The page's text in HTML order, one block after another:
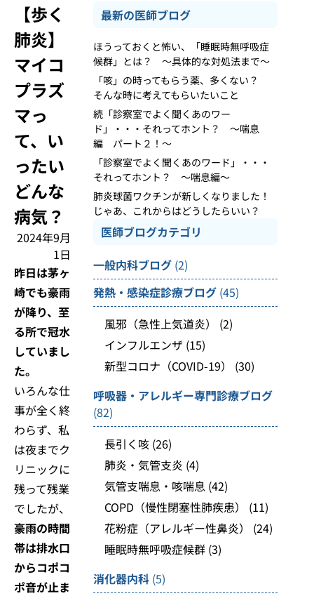
【歩く
肺炎】
マイコ
プラズ
マっ
て、い
ったい
どんな
病気？
2024年9月
1日
昨日は茅ヶ
崎でも豪雨
が降り、至
る所で冠水
していまし
た。
いろんな仕
事が全く終
わらず、私
は夜までク
リニックに
残って残業
でしたが、
豪雨の時間
帯は排水口
からコポコ
ポ音が止ま
最新の医師ブログ
ほうっておくと怖い、「睡眠時無呼吸症
候群」とは？ ～具体的な対処法まで～
「咳」の時ってもらう薬、多くない？
そんな時に考えてもらいたいこと
続「診察室でよく聞くあのワー
ド」・・・それってホント？ ～喘息
編 パート２！～
「診察室でよく聞くあのワード」・・・
それってホント？ ～喘息編～
肺炎球菌ワクチンが新しくなりました！
じゃあ、これからはどうしたらいい？
医師ブログカテゴリ
一般内科ブログ (2)
発熱・感染症診療ブログ (45)
風邪（急性上気道炎）
(2)
インフルエンザ (15)
新型コロナ（COVID-19）
(30)
呼吸器・アレルギー専門診療ブログ
(82)
長引く咳 (26)
肺炎・気管支炎 (4)
気管支喘息・咳喘息 (42)
COPD（慢性閉塞性肺疾患）
(11)
花粉症（アレルギー性鼻炎）
(24)
睡眠時無呼吸症候群 (3)
消化器内科 (5)